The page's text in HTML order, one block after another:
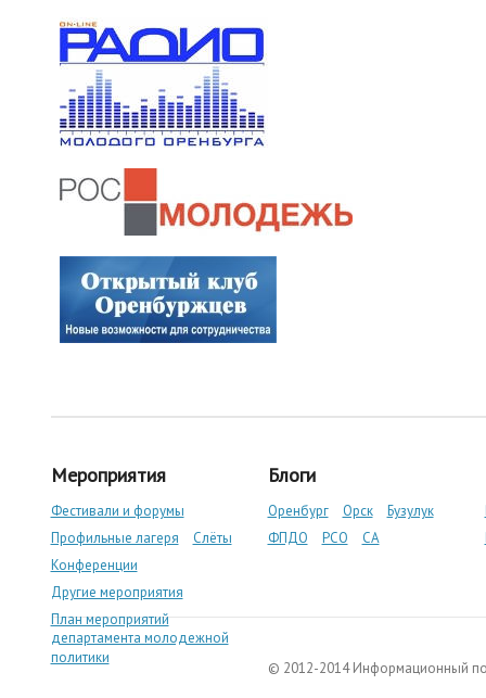
Мероприятия
Фестивали и форумы
Профильные лагеря
Слёты
Конференции
Другие мероприятия
План мероприятий
департамента молодежной
политики
Блоги
Оренбург Орск
Бузулук
ФПДО
РСО СА
© 2012-2014 Информационный